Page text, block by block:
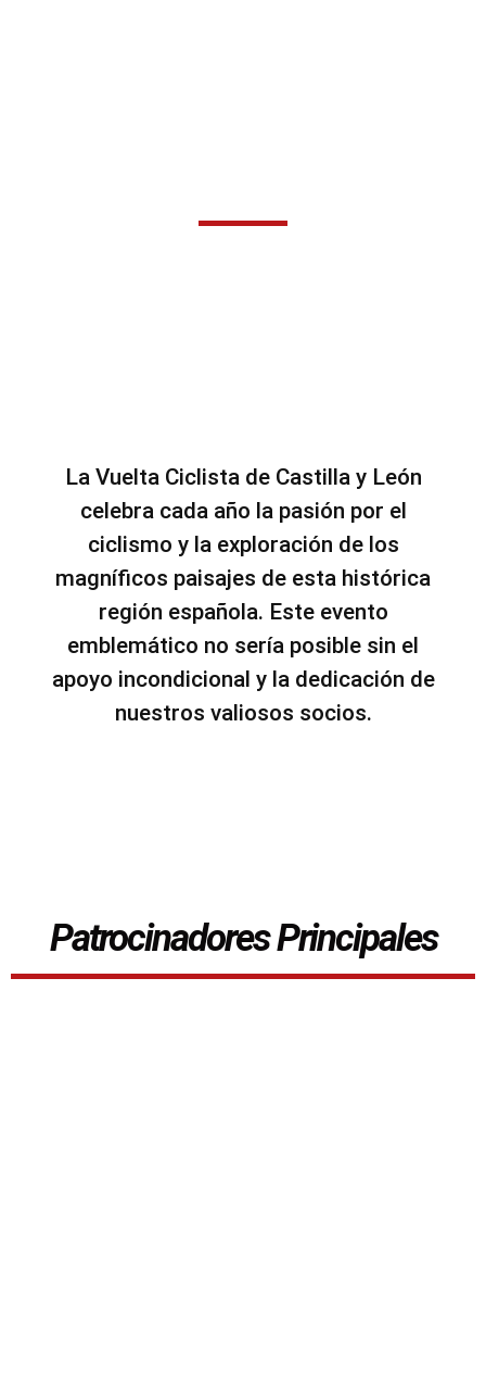
La Vuelta Ciclista de Castilla y León
celebra cada año la pasión por el
ciclismo y la exploración de los
magníficos paisajes de esta histórica
región española. Este evento
emblemático no sería posible sin el
apoyo incondicional y la dedicación de
nuestros valiosos socios.
Patrocinadores Principales